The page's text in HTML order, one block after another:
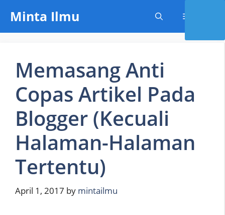
content
Minta Ilmu
Memasang Anti
Copas Artikel Pada
Blogger (Kecuali
Halaman-Halaman
Tertentu)
April 1, 2017 by mintailmu